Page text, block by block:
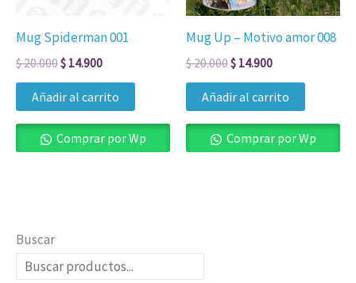
Buscar
Mug Spiderman 001
$20.000$ 14.900
Añadir al carrito
Comprar por Wp
Mug Up – Motivo amor 008
$20.000$ 14.900
Añadir al carrito
Comprar por Wp